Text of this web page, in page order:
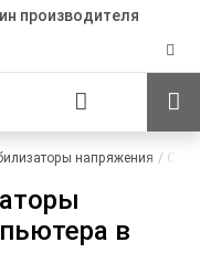
производителя
напряжения
в